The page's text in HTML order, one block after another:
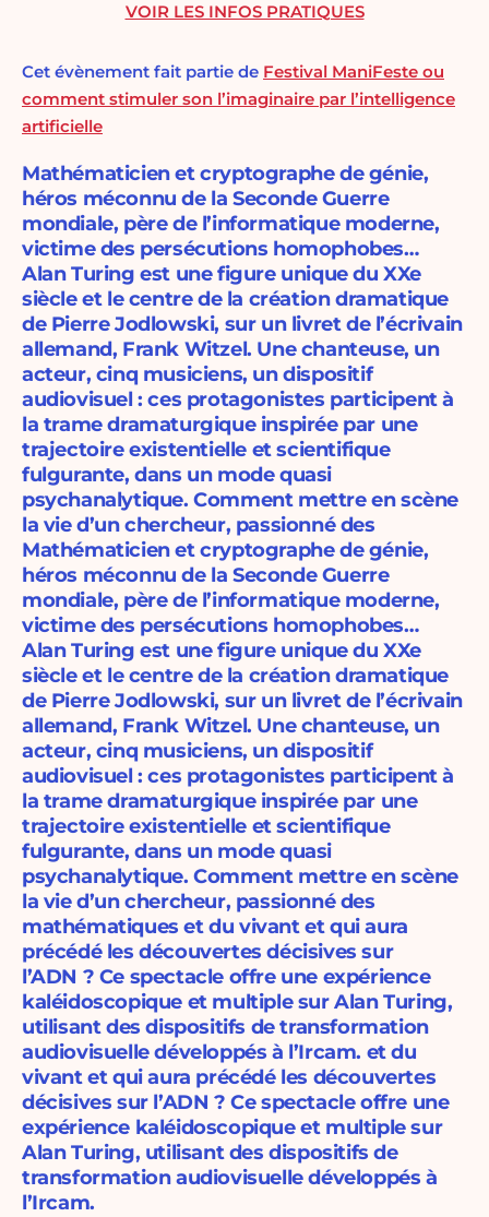
Cet évènement fait partie de Festival ManiFeste ou
comment stimuler son l’imaginaire par l’intelligence
artificielle
Mathématicien et cryptographe de génie,
héros méconnu de la Seconde Guerre
mondiale, père de l’informatique moderne,
victime des persécutions homophobes…
Alan Turing est une figure unique du XXe
siècle et le centre de la création dramatique
de Pierre Jodlowski, sur un livret de l’écrivain
allemand, Frank Witzel. Une chanteuse, un
acteur, cinq musiciens, un dispositif
audiovisuel : ces protagonistes participent à
la trame dramaturgique inspirée par une
trajectoire existentielle et scientifique
fulgurante, dans un mode quasi
psychanalytique. Comment mettre en scène
la vie d’un chercheur, passionné des
Mathématicien et cryptographe de génie,
héros méconnu de la Seconde Guerre
mondiale, père de l’informatique moderne,
victime des persécutions homophobes…
Alan Turing est une figure unique du XXe
siècle et le centre de la création dramatique
de Pierre Jodlowski, sur un livret de l’écrivain
allemand, Frank Witzel. Une chanteuse, un
acteur, cinq musiciens, un dispositif
audiovisuel : ces protagonistes participent à
la trame dramaturgique inspirée par une
trajectoire existentielle et scientifique
fulgurante, dans un mode quasi
psychanalytique. Comment mettre en scène
la vie d’un chercheur, passionné des
mathématiques et du vivant et qui aura
précédé les découvertes décisives sur
l’ADN ? Ce spectacle offre une expérience
kaléidoscopique et multiple sur Alan Turing,
utilisant des dispositifs de transformation
audiovisuelle développés à l’Ircam. et du
vivant et qui aura précédé les découvertes
décisives sur l’ADN ? Ce spectacle offre une
expérience kaléidoscopique et multiple sur
Alan Turing, utilisant des dispositifs de
transformation audiovisuelle développés à
l’Ircam.
VOIR LES INFOS PRATIQUES